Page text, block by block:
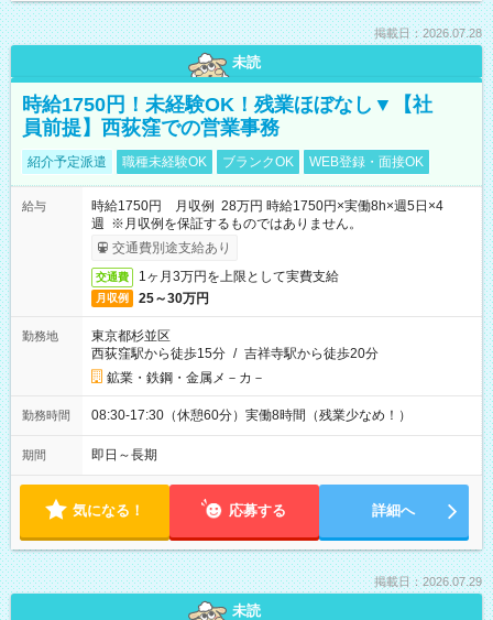
掲載日：2026.07.28
未読
時給1750円！未経験OK！残業ほぼなし▼【社
員前提】西荻窪での営業事務
紹介予定派遣 職種未経験OK ブランクOK WEB登録・面接OK
給与
時給1750円 月収例 28万円 時給1750円×実働8h×週5日×4
週 ※月収例を保証するものではありません。
交通費別途支給あり
交通費 1ヶ月3万円を上限として実費支給
月収例 25～30万円
勤務地
東京都杉並区
西荻窪駅から徒歩15分 / 吉祥寺駅から徒歩20分
鉱業・鉄鋼・金属メ－カ－
勤務時間 08:30-17:30（休憩60分）実働8時間（残業少なめ！）
期間 即日～長期
気になる！ 応募する 詳細へ
掲載日：2026.07.29
未読